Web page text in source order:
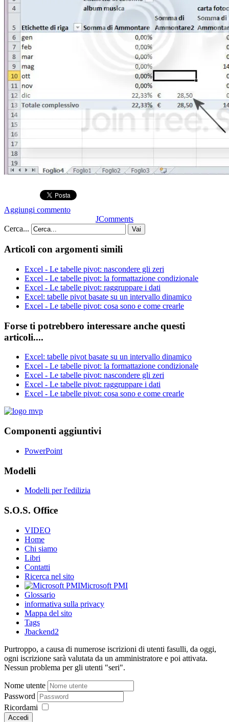
Aggiungi commento
JComments
Cerca...
Vai
Articoli con argomenti simili
Excel - Le tabelle pivot: nascondere gli zeri
Excel - Le tabelle pivot: la formattazione condizionale
Excel - Le tabelle pivot: raggruppare i dati
Excel: tabelle pivot basate su un intervallo dinamico
Excel - Le tabelle pivot: cosa sono e come crearle
Forse ti potrebbero interessare anche questi
articoli....
Excel: tabelle pivot basate su un intervallo dinamico
Excel - Le tabelle pivot: la formattazione condizionale
Excel - Le tabelle pivot: nascondere gli zeri
Excel - Le tabelle pivot: raggruppare i dati
Excel - Le tabelle pivot: cosa sono e come crearle
Componenti aggiuntivi
PowerPoint
Modelli
Modelli per l'edilizia
S.O.S. Office
VIDEO
Home
Chi siamo
Libri
Contatti
Ricerca nel sito
Microsoft PMI
Glossario
informativa sulla privacy
Mappa del sito
Tags
Jbackend2
Purtroppo, a causa di numerose iscrizioni di utenti fasulli, da oggi,
ogni iscrizione sarà valutata da un amministratore e poi attivata.
Nessun problema per gli utenti "seri".
Nome utente
Password
Ricordami
Accedi